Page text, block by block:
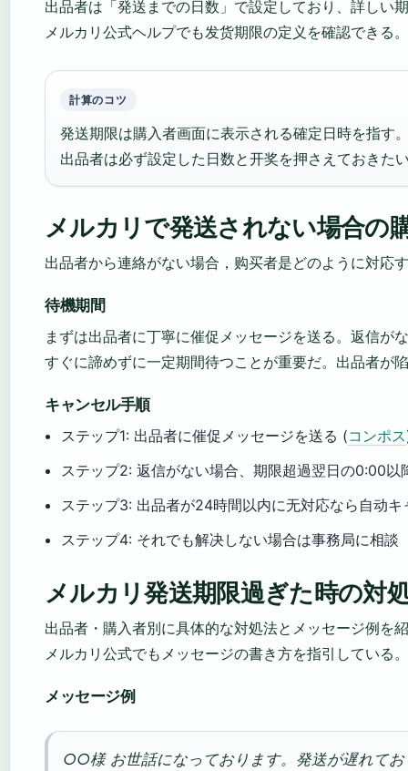
出品者は「発送までの日数」で設定しており、詳しい
メルカリ公式ヘルプでも发货期限の定义を確認できる。
計算のコツ
発送期限は購入者画面に表示される確定日時を指す
出品者は必ず設定した日数と开奖を押さえておきた
メルカリで発送されない場合の
出品者から連絡がない場合，购买者是どのように対応
待機期間
まずは出品者に丁寧に催促メッセージを送る。返信が
すぐに諦めずに一定期間待つことが重要だ。出品者が
キャンセル手順
ステップ1: 出品者に催促メッセージを送る (コンポス
ステップ2: 返信がない場合、期限超過翌日の0:00以
ステップ3: 出品者が24時間以内に无対応なら自动
ステップ4: それでも解决しない場合は事務局に相談
メルカリ発送期限過ぎた時の対
出品者・購入者別に具体的な対処法とメッセージ例を
メルカリ公式でもメッセージの書き方を指引している。
メッセージ例
○○様 お世話になっております。発送が遅れて